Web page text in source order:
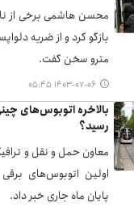
محسن هاشمی برخی از
بازگو کرد و از ضربه
مترو سخن گفت.
۱۴۰۳-۰۷-۰۶ ۰۵:۴۵
بالاخره اتوبوس‌های
رسید؟
معاون حمل و نقل و
اولین اتوبوس‌های
پایان ماه جاری خبر داد.